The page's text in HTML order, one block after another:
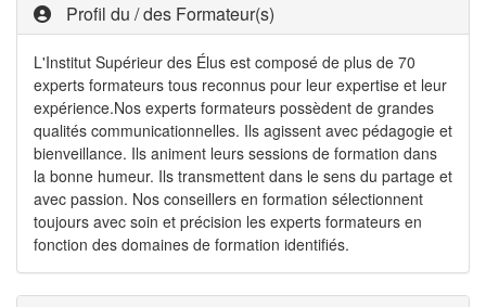
Profil du / des Formateur(s)
L'Institut Supérieur des Élus est composé de plus de 70
experts formateurs tous reconnus pour leur expertise et leur
expérience.Nos experts formateurs possèdent de grandes
qualités communicationnelles. Ils agissent avec pédagogie et
bienveillance. Ils animent leurs sessions de formation dans
la bonne humeur. Ils transmettent dans le sens du partage et
avec passion. Nos conseillers en formation sélectionnent
toujours avec soin et précision les experts formateurs en
fonction des domaines de formation identifiés.